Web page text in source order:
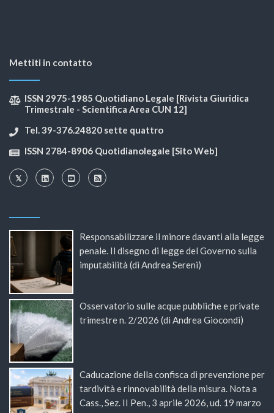
Mettiti in contatto
ISSN 2975-1985 Quotidiano Legale [Rivista Giuridica
Trimestrale - Scientifica Area CUN 12]
Tel. 39-376.24820 sette quattro
ISSN 2784-8906 Quotidianolegale [Sito Web]
Responsabilizzare il minore davanti alla legge
penale. Il disegno di legge del Governo sulla
imputabilità (di Andrea Sereni)
Osservatorio sulle acque pubbliche e private
trimestre n. 2/2026 (di Andrea Giocondi)
Caducazione della confisca di prevenzione per
tardività e rinnovabilità della misura. Nota a
Cass., Sez. II Pen., 3 aprile 2026, ud. 19 marzo